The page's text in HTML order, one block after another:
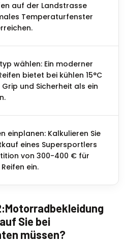
auf der Landstrasse
Temperaturfenster
wählen: Ein moderner
bietet bei kühlen 15°C
und Sicherheit als ein
einplanen: Kalkulieren Sie
eines Supersportlers
von 300-400 € für
ein.
Sie bei
müssen?